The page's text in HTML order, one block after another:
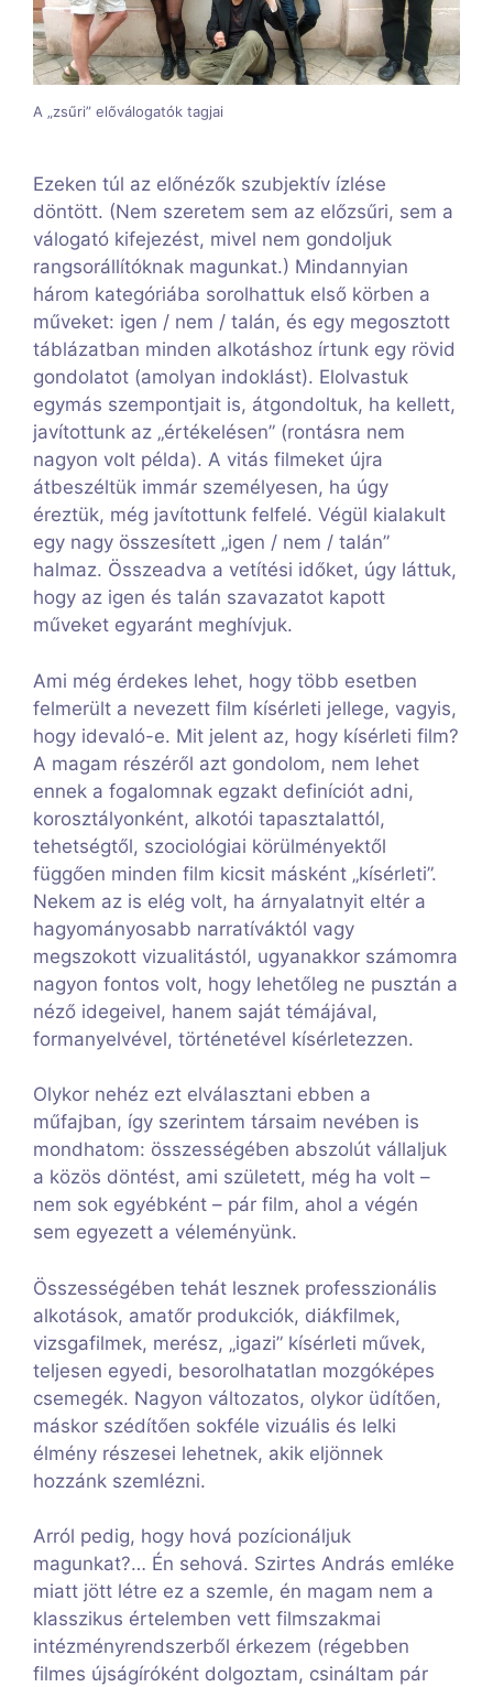
A „zsűri” előválogatók tagjai
Ezeken túl az előnézők szubjektív ízlése
döntött. (Nem szeretem sem az előzsűri, sem a
válogató kifejezést, mivel nem gondoljuk
rangsorállítóknak magunkat.) Mindannyian
három kategóriába sorolhattuk első körben a
műveket: igen / nem / talán, és egy megosztott
táblázatban minden alkotáshoz írtunk egy rövid
gondolatot (amolyan indoklást). Elolvastuk
egymás szempontjait is, átgondoltuk, ha kellett,
javítottunk az „értékelésen” (rontásra nem
nagyon volt példa). A vitás filmeket újra
átbeszéltük immár személyesen, ha úgy
éreztük, még javítottunk felfelé. Végül kialakult
egy nagy összesített „igen / nem / talán”
halmaz. Összeadva a vetítési időket, úgy láttuk,
hogy az igen és talán szavazatot kapott
műveket egyaránt meghívjuk.
Ami még érdekes lehet, hogy több esetben
felmerült a nevezett film kísérleti jellege, vagyis,
hogy idevaló-e. Mit jelent az, hogy kísérleti film?
A magam részéről azt gondolom, nem lehet
ennek a fogalomnak egzakt definíciót adni,
korosztályonként, alkotói tapasztalattól,
tehetségtől, szociológiai körülményektől
függően minden film kicsit másként „kísérleti”.
Nekem az is elég volt, ha árnyalatnyit eltér a
hagyományosabb narratíváktól vagy
megszokott vizualitástól, ugyanakkor számomra
nagyon fontos volt, hogy lehetőleg ne pusztán a
néző idegeivel, hanem saját témájával,
formanyelvével, történetével kísérletezzen.
Olykor nehéz ezt elválasztani ebben a
műfajban, így szerintem társaim nevében is
mondhatom: összességében abszolút vállaljuk
a közös döntést, ami született, még ha volt –
nem sok egyébként – pár film, ahol a végén
sem egyezett a véleményünk.
Összességében tehát lesznek professzionális
alkotások, amatőr produkciók, diákfilmek,
vizsgafilmek, merész, „igazi” kísérleti művek,
teljesen egyedi, besorolhatatlan mozgóképes
csemegék. Nagyon változatos, olykor üdítően,
máskor szédítően sokféle vizuális és lelki
élmény részesei lehetnek, akik eljönnek
hozzánk szemlézni.
Arról pedig, hogy hová pozícionáljuk
magunkat?… Én sehová. Szirtes András emléke
miatt jött létre ez a szemle, én magam nem a
klasszikus értelemben vett filmszakmai
intézményrendszerből érkezem (régebben
filmes újságíróként dolgoztam, csináltam pár